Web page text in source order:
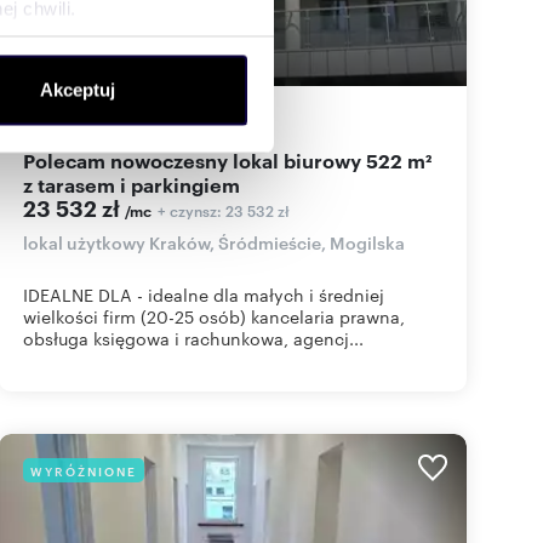
chwili.
społecznościowym,
od Ciebie lub
Akceptuj
m zł/m
Polecam nowoczesny lokal biurowy 522 m²
z tarasem i parkingiem
23 532 zł /mc + czynsz: 23 532 zł
lokal użytkowy Kraków, Śródmieście, Mogilska
IDEALNE DLA - idealne dla małych i średniej
wielkości firm (20-25 osób) kancelaria prawna,
obsługa księgowa i rachunkowa, agencj...
WYRÓŻNIONE